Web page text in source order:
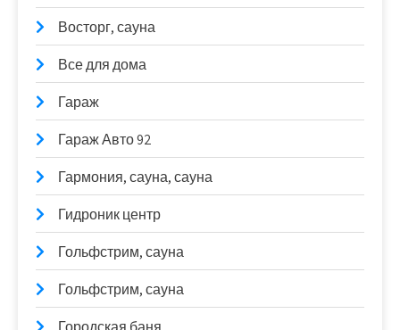
Восторг, сауна
Все для дома
Гараж
Гараж Авто 92
Гармония, сауна, сауна
Гидроник центр
Гольфстрим, сауна
Гольфстрим, сауна